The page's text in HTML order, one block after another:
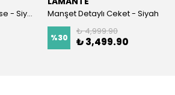
Kuşak Detaylı Maxi Elbise - Siyah Manşet Detaylı Ceket - Siyah
%30
₺ 4,999.90
₺ 3,499.90